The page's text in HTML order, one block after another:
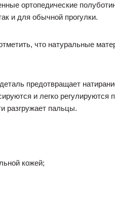
ортопедические
и для обычной прогулки.
что натуральные
предотвращает
и легко регулируются
разгружает пальцы.
кожей;